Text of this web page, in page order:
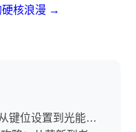
硬核浪漫 →
键位设置到光能族